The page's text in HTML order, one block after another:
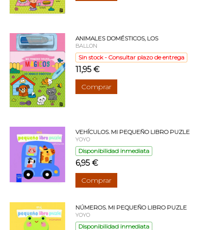
ANIMALES DOMÉSTICOS, LOS
BALLON
Sin stock - Consultar plazo de entrega
11,95 €
Comprar
VEHÍCULOS. MI PEQUEÑO LIBRO PUZLE
YOYO
Disponibilidad inmediata
6,95 €
Comprar
NÚMEROS. MI PEQUEÑO LIBRO PUZLE
YOYO
Disponibilidad inmediata